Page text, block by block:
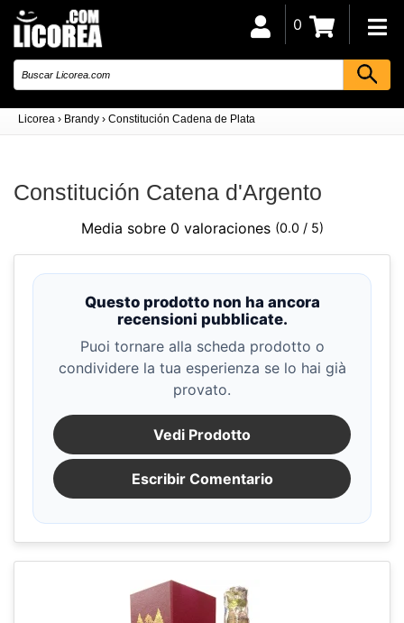
Licorea › Brandy › Constitución Cadena de Plata
0
Constitución Catena d'Argento
Media sobre 0 valoraciones (0.0 / 5)
Questo prodotto non ha ancora
recensioni pubblicate.
Puoi tornare alla scheda prodotto o
condividere la tua esperienza se lo hai già
provato.
Vedi Prodotto
Escribir Comentario